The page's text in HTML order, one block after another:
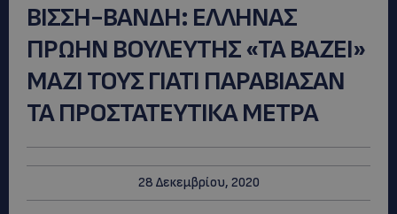
ΒΙΣΣΗ-ΒΑΝΔΗ: EΛΛΗΝΑΣ
ΠΡΩΗΝ ΒΟΥΛΕΥΤΗΣ «ΤΑ ΒΑΖΕΙ»
ΜΑΖΙ ΤΟΥΣ ΓΙΑΤΙ ΠΑΡΑΒΙΑΣΑΝ
ΤΑ ΠΡΟΣΤΑΤΕΥΤΙΚΑ ΜΕΤΡΑ
28 Δεκεμβρίου, 2020